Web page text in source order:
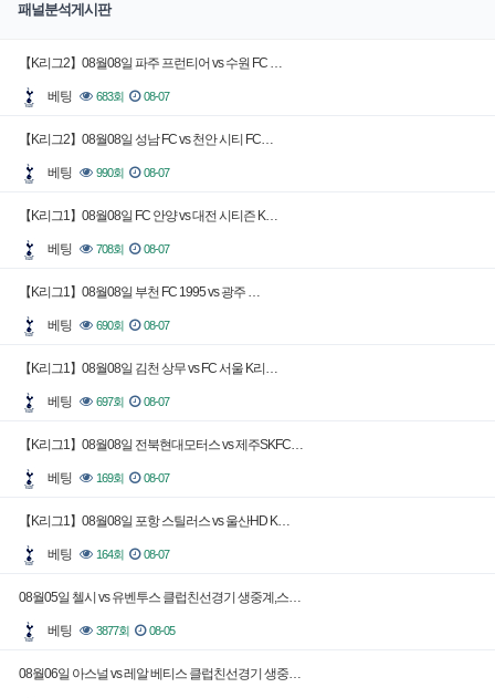
패널분석게시판
【K리그2】08월08일 파주 프런티어 vs 수원 FC …
베팅 683회 08-07
【K리그2】08월08일 성남 FC vs 천안 시티 FC…
베팅 990회 08-07
【K리그1】08월08일 FC 안양 vs 대전 시티즌 K…
베팅 708회 08-07
【K리그1】08월08일 부천 FC 1995 vs 광주 …
베팅 690회 08-07
【K리그1】08월08일 김천 상무 vs FC 서울 K리…
베팅 697회 08-07
【K리그1】08월08일 전북현대모터스 vs 제주SKFC…
베팅 169회 08-07
【K리그1】08월08일 포항 스틸러스 vs 울산HD K…
베팅 164회 08-07
08월05일 첼시 vs 유벤투스 클럽친선경기 생중계,스…
베팅 3877회 08-05
08월06일 아스널 vs 레알 베티스 클럽친선경기 생중…